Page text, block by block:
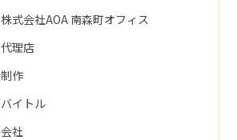
株式会社AOA 南森町オフィス
代理店
制作
バイトル
会社